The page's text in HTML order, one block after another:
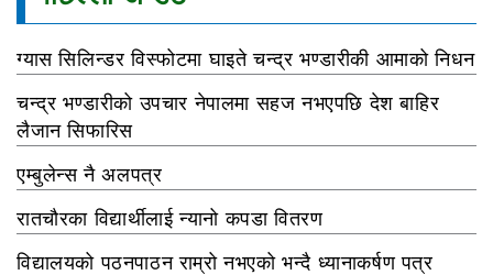
ग्यास सिलिन्डर विस्फोटमा घाइते चन्द्र भण्डारीकी आमाको निधन
चन्द्र भण्डारीको उपचार नेपालमा सहज नभएपछि देश बाहिर
लैजान सिफारिस
एम्बुलेन्स नै अलपत्र
रातचौरका विद्यार्थीलाई न्यानो कपडा वितरण
विद्यालयको पठनपाठन राम्रो नभएको भन्दै ध्यानाकर्षण पत्र